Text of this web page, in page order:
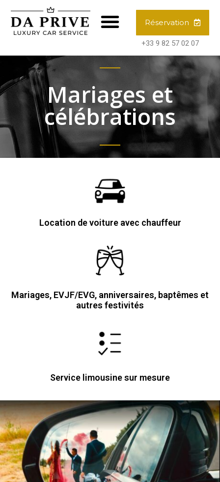
Réservation
+33 9 82 57 02 07
Mariages et
célébrations
Location de voiture avec chauffeur
Mariages, EVJF/EVG, anniversaires, baptêmes et
autres festivités
Service limousine sur mesure